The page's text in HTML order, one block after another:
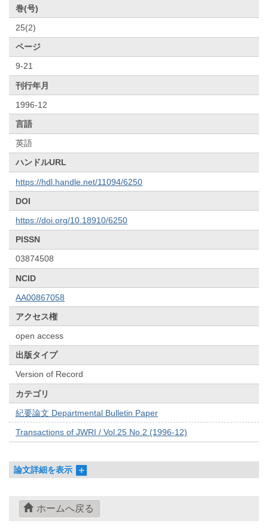
巻(号)
25(2)
ページ
9-21
刊行年月
1996-12
言語
英語
ハンドルURL
https://hdl.handle.net/11094/6250
DOI
https://doi.org/10.18910/6250
PISSN
03874508
NCID
AA00867058
アクセス権
open access
出版タイプ
Version of Record
カテゴリ
紀要論文 Departmental Bulletin Paper
Transactions of JWRI / Vol.25 No.2 (1996-12)
論文詳細を表示
ホームへ戻る